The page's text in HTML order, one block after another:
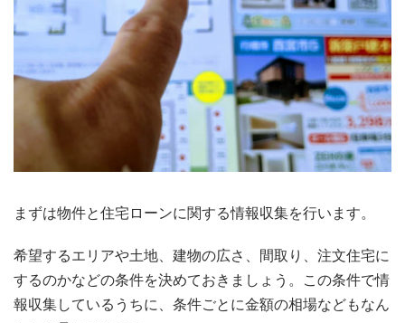
まずは物件と住宅ローンに関する情報収集を行います。
希望するエリアや土地、建物の広さ、間取り、注文住宅に
するのかなどの条件を決めておきましょう。この条件で情
報収集しているうちに、条件ごとに金額の相場などもなん